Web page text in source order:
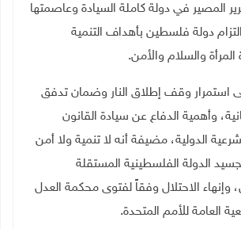
المصير في دولة كاملة السيادة وعاصمتها
دولة فلسطين بأهداف التنمية
والسلام والأمن.
استمرار وقف إطلاق النار وضمان تدفق
وأهمية الدفاع عن سيادة القانون
الدولية، مضيفة أنه لا تنمية ولا أمن
الدولة الفلسطينية المستقلة
الاحتلال وفقاً لفتوى محكمة العدل
العامة للأمم المتحدة.